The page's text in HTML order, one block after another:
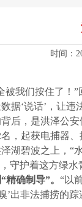
时间
被我们按住了！
据‘说话’，让违
后，是洪泽公
，起获电捕器
湖碧波之上，“
守护着这方绿水
精确制导”。 “以
’出非法捕捞的